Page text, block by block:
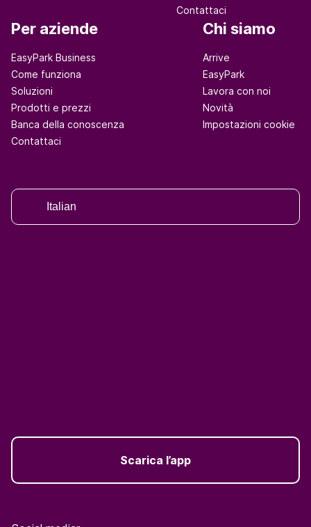
Contattaci
Per aziende
EasyPark Business
Come funziona
Soluzioni
Prodotti e prezzi
Banca della conoscenza
Contattaci
Chi siamo
Arrive
EasyPark
Lavora con noi
Novità
Impostazioni cookie
Italian
Scarica l’app